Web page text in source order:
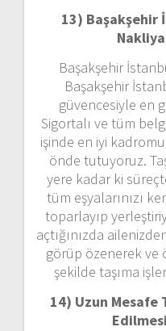
13) Başakşehir
Başakşehir
Başakşehir
güvencesiyle en
Sigortalı ve tüm
işinde en iyi
önde tutuyoruz.
yere kadar ki
tüm eşyalarınızı
toparlayıp
açtığınızda
görüp özenerek ve
şekilde taşıma
14) Uzun Mesafe